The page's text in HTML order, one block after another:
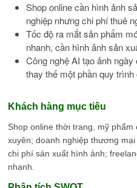
Shop online cần hình ảnh
nghiệp nhưng chi phí thuê
Tốc độ ra mắt sản phẩm
nhanh, cần hình ảnh sản
Công nghệ AI tạo ảnh
thay thế một phần quy
Khách hàng mục tiêu
Shop online thời trang, mỹ
xuyên; doanh nghiệp thương
chi phí sản xuất hình ảnh;
nhanh.